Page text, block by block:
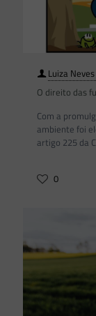
Luiza
O direito das
Com a
ambiente foi
artigo 225 da
0